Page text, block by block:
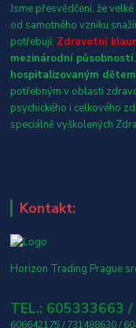
Jsme přesvědčení, že
od samotného vzniku
potřebují. Zdravotní
mezinárodní působností
hospitalizovaným
potřebným v oblasti
psychického i celkového
speciálně vyškolených
Kontakt:
Horizon Trading Prague
TEL.: 605333663 /
606642175 / 731488630 /